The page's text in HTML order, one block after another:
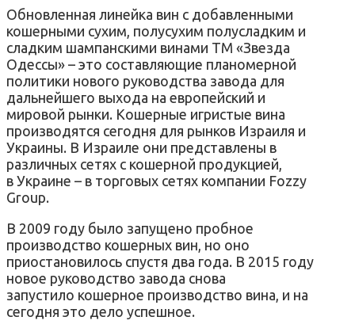
Обновленная линейка вин с добавленными
кошерными сухим, полусухим полусладким и
сладким шампанскими винами ТМ «Звезда
Одессы» – это составляющие планомерной
политики нового руководства завода для
дальнейшего выхода на европейский и
мировой рынки. Кошерные игристые вина
производятся сегодня для рынков Израиля и
Украины. В Израиле они представлены в
различных сетях с кошерной продукцией,
в Украине – в торговых сетях компании Fozzy
Group.
В 2009 году было запущено пробное
производство кошерных вин, но оно
приостановилось спустя два года. В 2015 году
новое руководство завода снова
запустило кошерное производство вина, и на
сегодня это дело успешное.